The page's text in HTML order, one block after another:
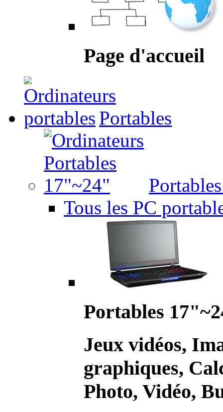
Page d'accueil
Portables
Tous les PC
Portables
Jeux vidéos,
graphiques,
Photo, Vidéo,